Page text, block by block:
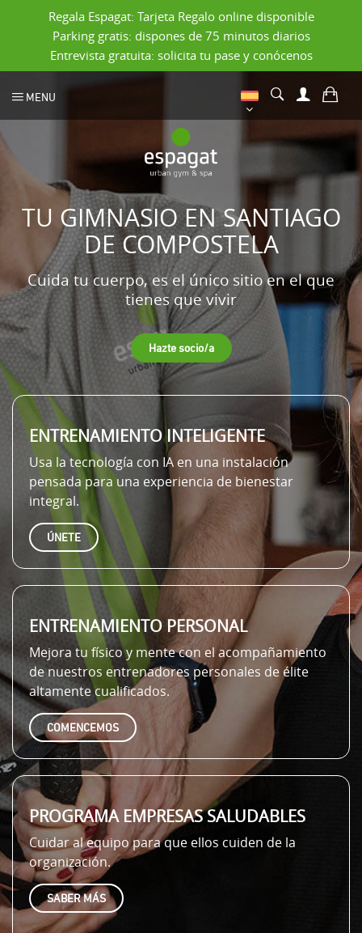
Regala Espagat: Tarjeta Regalo online disponible
Parking gratis: dispones de 75 minutos diarios
Entrevista gratuita: solicita tu pase y conócenos
MENU
TU GIMNASIO EN SANTIAGO
DE COMPOSTELA
Cuida tu cuerpo, es el único sitio en el que
tienes que vivir
Hazte socio/a
ENTRENAMIENTO INTELIGENTE
Usa la tecnología con IA en una instalación
pensada para una experiencia de bienestar
integral.
ÚNETE
ENTRENAMIENTO PERSONAL
Mejora tu físico y mente con el acompañamiento
de nuestros entrenadores personales de élite
altamente cualificados.
COMENCEMOS
PROGRAMA EMPRESAS SALUDABLES
Cuidar al equipo para que ellos cuiden de la
organización.
SABER MÁS